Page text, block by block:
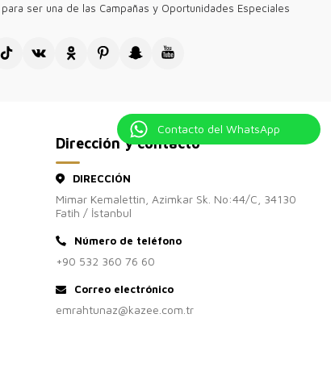
Contacto del WhatsApp
ser una de las Campañas y Oportunidades Especiales
Dirección y contacto
DIRECCIÓN
Mimar Kemalettin, Azimkar Sk. No:44/C, 34130
Fatih / İstanbul
Número de teléfono
+90 532 360 76 60
Correo electrónico
emrahtunaz@kazee.com.tr